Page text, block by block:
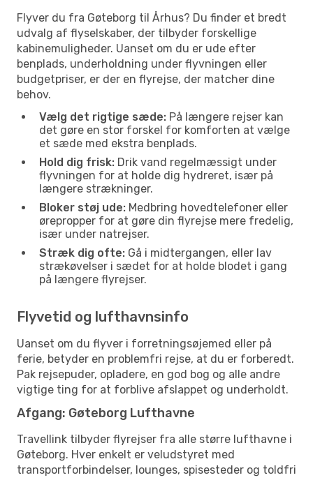
Flyver du fra Gøteborg til Århus? Du finder et bredt
udvalg af flyselskaber, der tilbyder forskellige
kabinemuligheder. Uanset om du er ude efter
benplads, underholdning under flyvningen eller
budgetpriser, er der en flyrejse, der matcher dine
behov.
Vælg det rigtige sæde: På længere rejser kan
det gøre en stor forskel for komforten at vælge
et sæde med ekstra benplads.
Hold dig frisk: Drik vand regelmæssigt under
flyvningen for at holde dig hydreret, især på
længere strækninger.
Bloker støj ude: Medbring hovedtelefoner eller
ørepropper for at gøre din flyrejse mere fredelig,
især under natrejser.
Stræk dig ofte: Gå i midtergangen, eller lav
strækøvelser i sædet for at holde blodet i gang
på længere flyrejser.
Flyvetid og lufthavnsinfo
Uanset om du flyver i forretningsøjemed eller på
ferie, betyder en problemfri rejse, at du er forberedt.
Pak rejsepuder, opladere, en god bog og alle andre
vigtige ting for at forblive afslappet og underholdt.
Afgang: Gøteborg Lufthavne
Travellink tilbyder flyrejser fra alle større lufthavne i
Gøteborg. Hver enkelt er veludstyret med
transportforbindelser, lounges, spisesteder og toldfri